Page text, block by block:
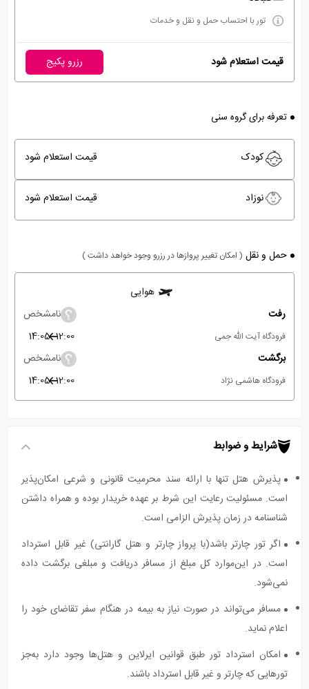
تور با احتساب حمل و نقل و خدمات
قیمت استعلام شود رزرو پکیج
تعرفه برای گروه سنی
کودک قیمت استعلام شود
نوزاد قیمت استعلام شود
حمل و نقل ( امکان تغییر پروازها در رزرو وجود خواهد داشت )
هوایی
رفت
نامشخص
فرودگاه آیت الله جمی 12:00
14:05
برگشت
نامشخص
فرودگاه هاشمی نژاد 12:00
14:05
شرایط و ضوابط
پذیرش هتل تنها با ارائه سند محرمیت قانونی و شرعی امکان‌پذیر
است. مسئولیت رعایت این شرط بر عهده خریدار بوده و همراه داشتن
شناسنامه در زمان پذیرش الزامی است.
اگر تور چارتر باشد(با پرواز چارتر و هتل گارانتی) غیر قابل استرداد
است. در این‌موارد کل مبلغ از مسافر دریافت و مبلغی برگشت داده
نمی‌شود.
مسافر می‌تواند در صورت نیاز به بیمه در هنگام سفر تقاضای خود را
اعلام نماید.
امکان استرداد تور طبق قوانین ایرلاین و هتل‌ها وجود دارد به‌جز
تورهایی که چارتر و غیر قابل استرداد باشند.